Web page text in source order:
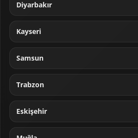
Diyarbakır
Kayseri
Samsun
Trabzon
Eskişehir